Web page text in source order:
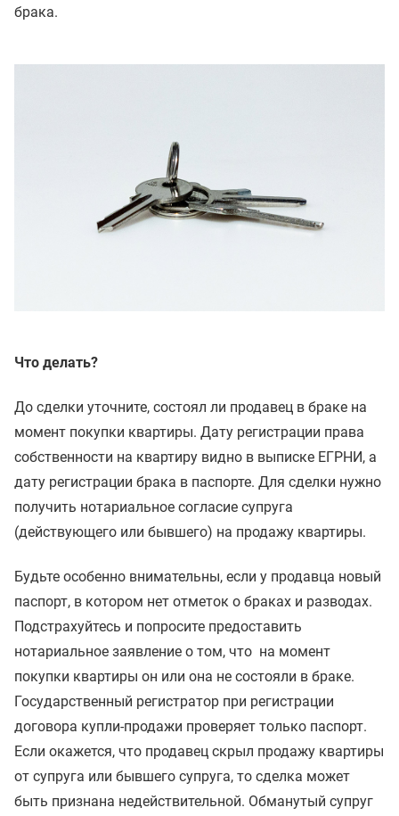
брака.
Что делать?
До сделки уточните, состоял ли продавец в браке на
момент покупки квартиры. Дату регистрации права
собственности на квартиру видно в выписке ЕГРНИ, а
дату регистрации брака в паспорте. Для сделки нужно
получить нотариальное согласие супруга
(действующего или бывшего) на продажу квартиры.
Будьте особенно внимательны, если у продавца новый
паспорт, в котором нет отметок о браках и разводах.
Подстрахуйтесь и попросите предоставить
нотариальное заявление о том, что на момент
покупки квартиры он или она не состояли в браке.
Государственный регистратор при регистрации
договора купли-продажи проверяет только паспорт.
Если окажется, что продавец скрыл продажу квартиры
от супруга или бывшего супруга, то сделка может
быть признана недействительной. Обманутый супруг